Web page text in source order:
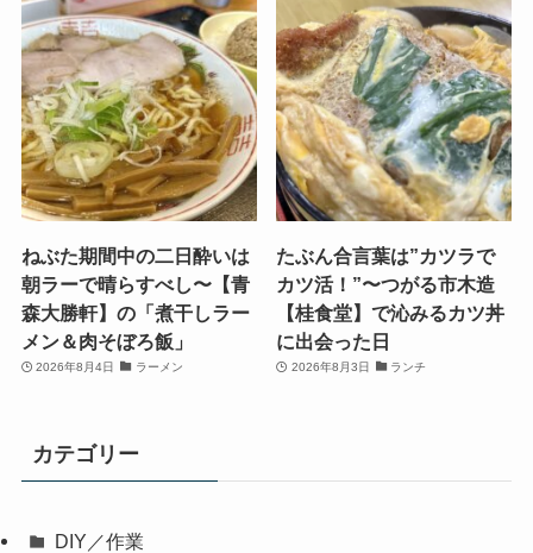
ねぶた期間中の二日酔いは
朝ラーで晴らすべし〜【青
森大勝軒】の「煮干しラー
メン＆肉そぼろ飯」
2026年8月4日 ラーメン
たぶん合言葉は”カツラで
カツ活！”〜つがる市木造
【桂食堂】で沁みるカツ丼
に出会った日
2026年8月3日 ランチ
カテゴリー
DIY／作業